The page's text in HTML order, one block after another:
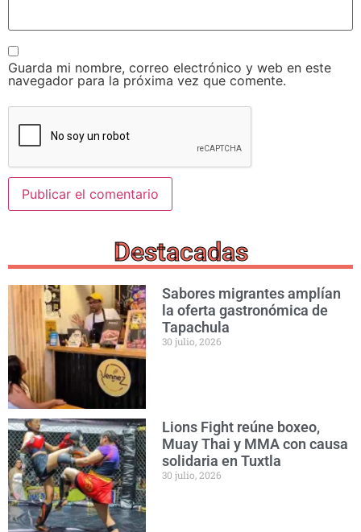
Guarda mi nombre, correo electrónico y web en este
navegador para la próxima vez que comente.
Destacadas
Sabores migrantes amplían
la oferta gastronómica de
Tapachula
30 julio, 2026
Lions Fight reúne boxeo,
Muay Thai y MMA con causa
solidaria en Tuxtla
30 julio, 2026